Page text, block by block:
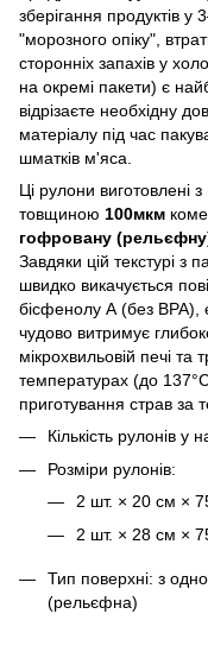
зберігання продуктів у
"морозного опіку",
сторонніх запахів у
на окремі пакети) є
відрізаєте необхідну
матеріалу під час
шматків м'яса.
Ці рулони виготовлені
товщиною 100мкм
гофровану
Завдяки цій текстурі з
швидко викачується
бісфенолу А (без BPA),
чудово витримує
мікрохвильовій печі та
температурах (до
приготування страв за
Кількість рулонів у
Розміри рулонів:
2 шт. × 20 см ×
2 шт. × 28 см ×
Тип поверхні: з
(рельєфна)